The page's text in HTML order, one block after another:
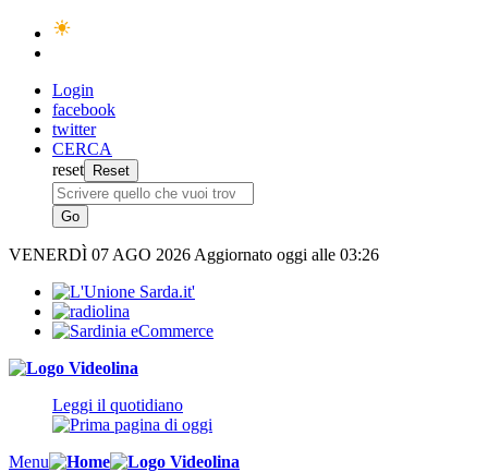
Login
facebook
twitter
CERCA
reset
VENERDÌ 07 AGO 2026 Aggiornato oggi alle 03:26
Leggi il quotidiano
Menu